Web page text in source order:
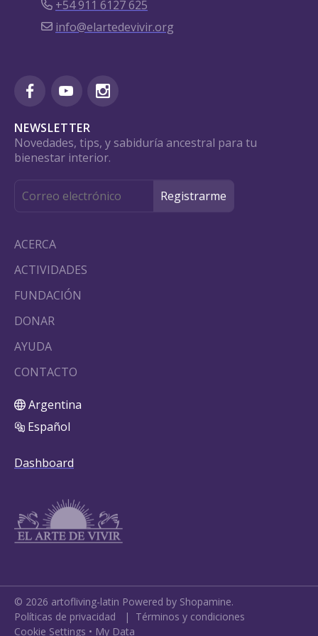
+54 911 6127 625
info@elartedevivir.org
NEWSLETTER
Novedades, tips, y sabiduría ancestral para tu
bienestar interior.
ACERCA
ACTIVIDADES
FUNDACIÓN
DONAR
AYUDA
CONTACTO
Argentina
Español
Dashboard
© 2026 artofliving-latin Powered by Shopamine.
Políticas de privacidad | Términos y condiciones
Cookie Settings • My Data